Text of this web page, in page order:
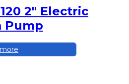
2″ Electric
Pump